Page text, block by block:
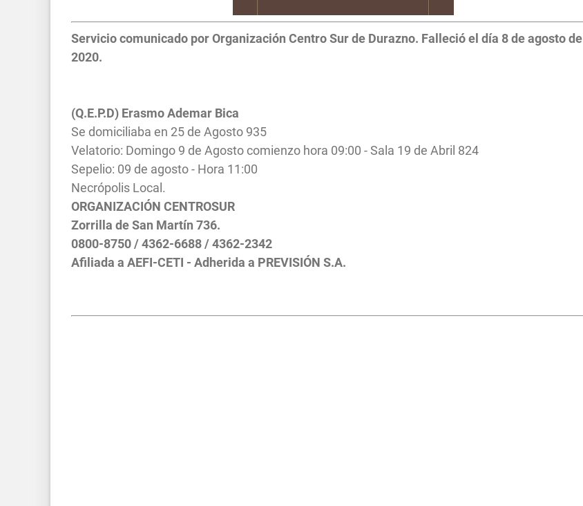
Servicio comunicado por Organización Centro Sur de Durazno. Falleció el día 8 de agosto de
2020.
(Q.E.P.D) Erasmo Ademar Bica
Se domiciliaba en 25 de Agosto 935
Velatorio: Domingo 9 de Agosto comienzo hora 09:00 - Sala 19 de Abril 824
Sepelio: 09 de agosto - Hora 11:00
Necrópolis Local.
ORGANIZACIÓN CENTROSUR
Zorrilla de San Martín 736.
0800-8750 / 4362-6688 / 4362-2342
Afiliada a AEFI-CETI - Adherida a PREVISIÓN S.A.